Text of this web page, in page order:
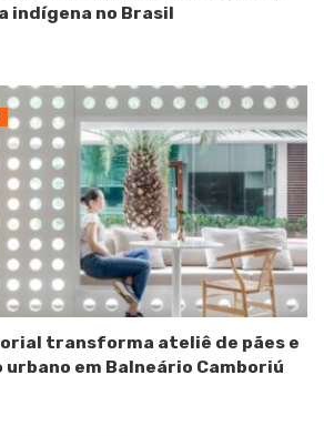
indígena no Brasil
transforma ateliê de pães e
em Balneário Camboriú